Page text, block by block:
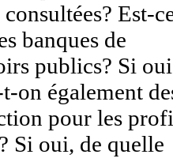
Est-
banques de
publics? Si
on également
pour les
Si oui, de quelle